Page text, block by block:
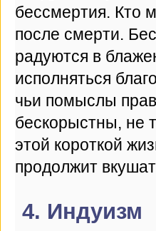
бессмертия. Кто
после смерти.
радуются в
исполняться
чьи помыслы
бескорыстны, не
этой короткой
продолжит
4. Индуизм